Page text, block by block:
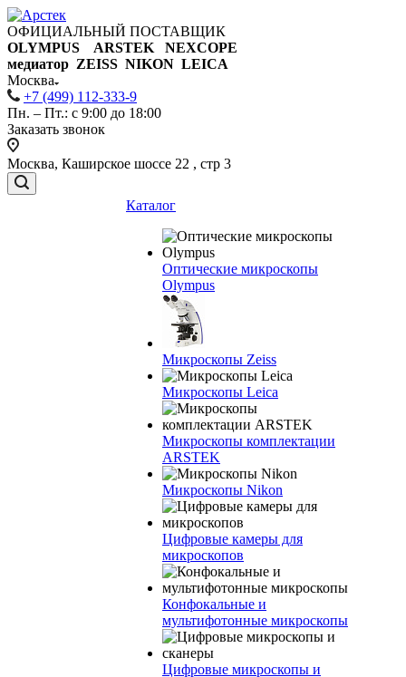
ОФИЦИАЛЬНЫЙ ПОСТАВЩИК
OLYMPUS ARSTEK NEXCOPE
медиатор ZEISS NIKON LEICA
Москва
+7 (499) 112-333-9
Пн. – Пт.: с 9:00 до 18:00
Заказать звонок
Москва, Каширское шоссе 22 , стр 3
Каталог
Оптические микроскопы
Olympus
Микроскопы Zeiss
Микроскопы Leica
Микроскопы комплектации
ARSTEK
Микроскопы Nikon
Цифровые камеры для
микроскопов
Конфокальные и
мультифотонные микроскопы
Цифровые микроскопы и